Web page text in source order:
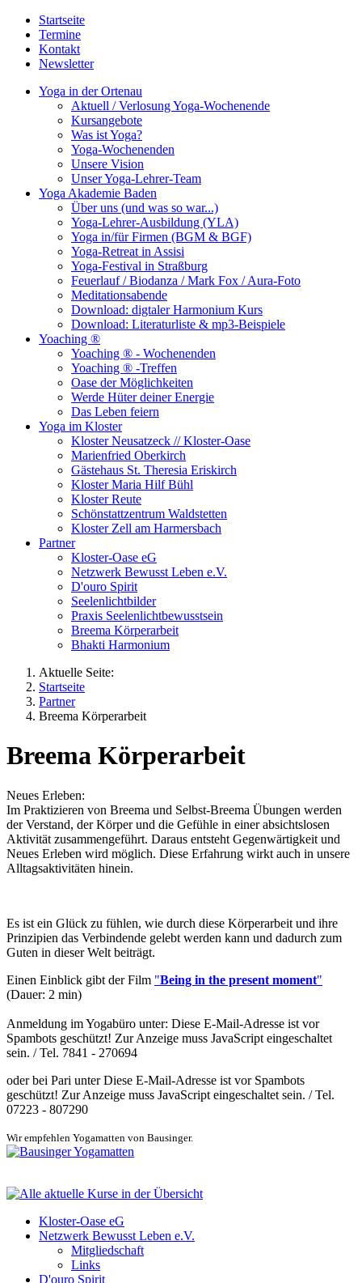
Startseite
Termine
Kontakt
Newsletter
Yoga in der Ortenau
Aktuell / Verlosung Yoga-Wochenende
Kursangebote
Was ist Yoga?
Yoga-Wochenenden
Unsere Vision
Unser Yoga-Lehrer-Team
Yoga Akademie Baden
Über uns (und was so war...)
Yoga-Lehrer-Ausbildung (YLA)
Yoga in/für Firmen (BGM & BGF)
Yoga-Retreat in Assisi
Yoga-Festival in Straßburg
Feuerlauf / Biodanza / Mark Fox / Aura-Foto
Meditationsabende
Download: digtaler Harmonium Kurs
Download: Literaturliste & mp3-Beispiele
Yoaching ®
Yoaching ® - Wochenenden
Yoaching ® -Treffen
Oase der Möglichkeiten
Werde Hüter deiner Energie
Das Leben feiern
Yoga im Kloster
Kloster Neusatzeck // Kloster-Oase
Marienfried Oberkirch
Gästehaus St. Theresia Eriskirch
Kloster Maria Hilf Bühl
Kloster Reute
Schönstattzentrum Waldstetten
Kloster Zell am Harmersbach
Partner
Kloster-Oase eG
Netzwerk Bewusst Leben e.V.
D'ouro Spirit
Seelenlichtbilder
Praxis Seelenlichtbewusstsein
Breema Körperarbeit
Bhakti Harmonium
Aktuelle Seite:
Startseite
Partner
Breema Körperarbeit
Breema Körperarbeit
Neues Erleben:
Im Praktizieren von Breema und Selbst-Breema Übungen werden
der Verstand, der Körper und die Gefühle in einer absichtslosen
Aktivität zusammengeführt. Daraus entsteht Gegenwärtigkeit und
Neues Erleben wird möglich. Diese Erfahrung wirkt auch in unsere
Alltagsaktivitäten hinein.
Es ist ein Glück zu fühlen, wie durch diese Körperarbeit und ihre
Prinzipien das Verbindende gelebt werden kann und dadurch zum
Guten in dieser Welt beiträgt.
Einen Einblick gibt der Film "Being in the present moment"
(Dauer: 2 min)
Anmeldung im Yogabüro unter: Diese E-Mail-Adresse ist vor
Spambots geschützt! Zur Anzeige muss JavaScript eingeschaltet
sein. / Tel. 7841 - 270694
oder bei Pari unterDiese E-Mail-Adresse ist vor Spambots
geschützt! Zur Anzeige muss JavaScript eingeschaltet sein. / Tel.
07223 - 807290
Wir empfehlen Yogamatten von Bausinger.
Kloster-Oase eG
Netzwerk Bewusst Leben e.V.
Mitgliedschaft
Links
D'ouro Spirit